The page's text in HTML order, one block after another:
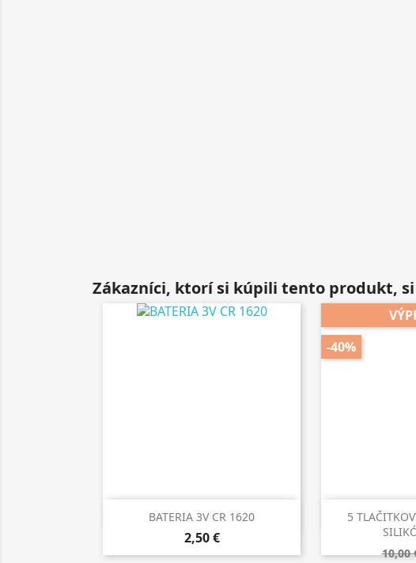
Zákazníci, ktorí si kúpili tento produkt,
BATERIA 3V CR 1620
2,50 €
 Rýchly náhľad
5
10,00
-40%
